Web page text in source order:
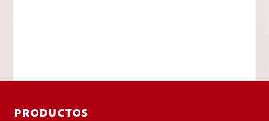
PRODUCTOS